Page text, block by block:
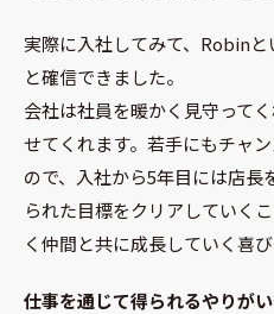
実際に入社してみて、Robin
と確信できました。
会社は社員を暖かく見守って
せてくれます。若手にもチャ
ので、入社から5年目には店長
られた目標をクリアしていく
く仲間と共に成長していく喜
仕事を通じて得られるやりが